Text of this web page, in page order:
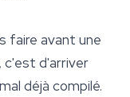
faire avant une
c'est d'arriver
déjà compilé.